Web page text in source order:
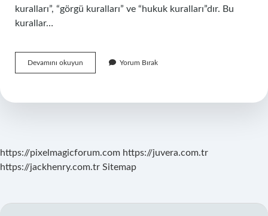
kuralları”, “görgü kuralları” ve “hukuk kuralları”dır. Bu
kurallar…
Devamını okuyun
Yaşama
Insanların
Yorum Bırak
https://pixelmagicforum.com https://juvera.com.tr
https://jackhenry.com.tr Sitemap